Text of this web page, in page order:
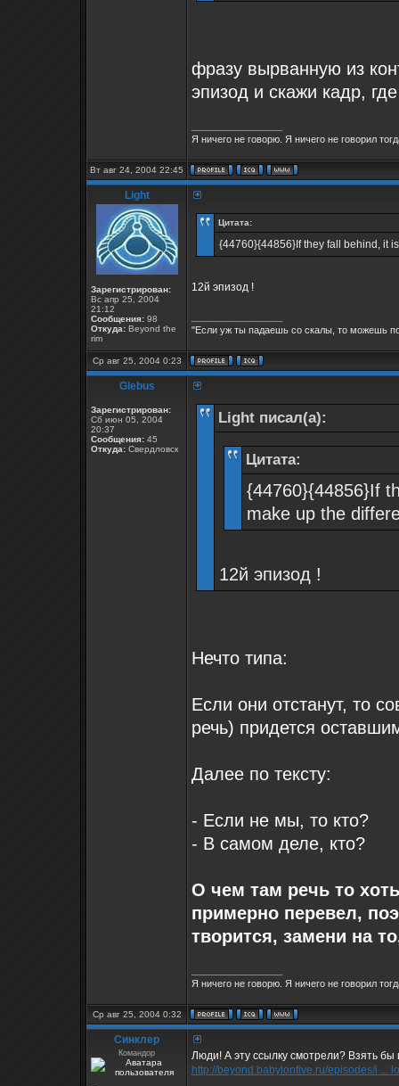
фразу вырванную из
эпизод и скажи кадр,
Я ничего не говорю. Я ничего не говорил
Вт авг 24, 2004 22:45
Light
Зарегистрирован:
Вс апр 25, 2004
21:12
Сообщения: 98
Откуда: Beyond the
rim
Цитата:
{44760}{44856}If they fall behind, it
12й эпизод !
"Если уж ты падаешь со скалы, то можешь
Ср авг 25, 2004 0:23
Glebus
Зарегистрирован:
Сб июн 05, 2004
20:37
Сообщения: 45
Откуда: Свердловск
Light писал(а):
Цитата:
{44760}{44856}If
make up the
12й эпизод !
Нечто типа:
Если они отстанут, то
речь) придется
Далее по тексту:
- Если не мы, то кто?
- В самом деле, кто?
О чем там речь то
примерно перевел,
творится, замени на
Я ничего не говорю. Я ничего не говорил
Ср авг 25, 2004 0:32
Синклер
Командор
Люди! А эту ссылку смотрели? Взять бы
http://beyond.babylonfive.ru/episodes/i ...